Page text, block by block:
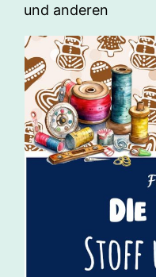
und anderen